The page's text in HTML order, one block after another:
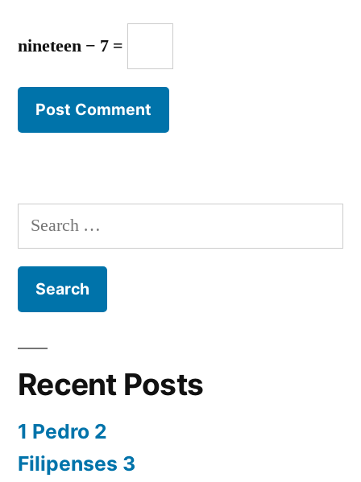
nineteen − 7 =
Search
for:
Recent Posts
1 Pedro 2
Filipenses 3